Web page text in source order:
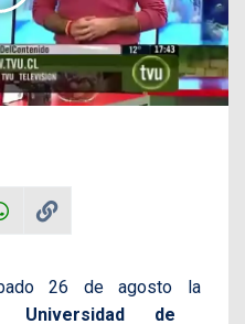
26 de agosto la
Universidad de